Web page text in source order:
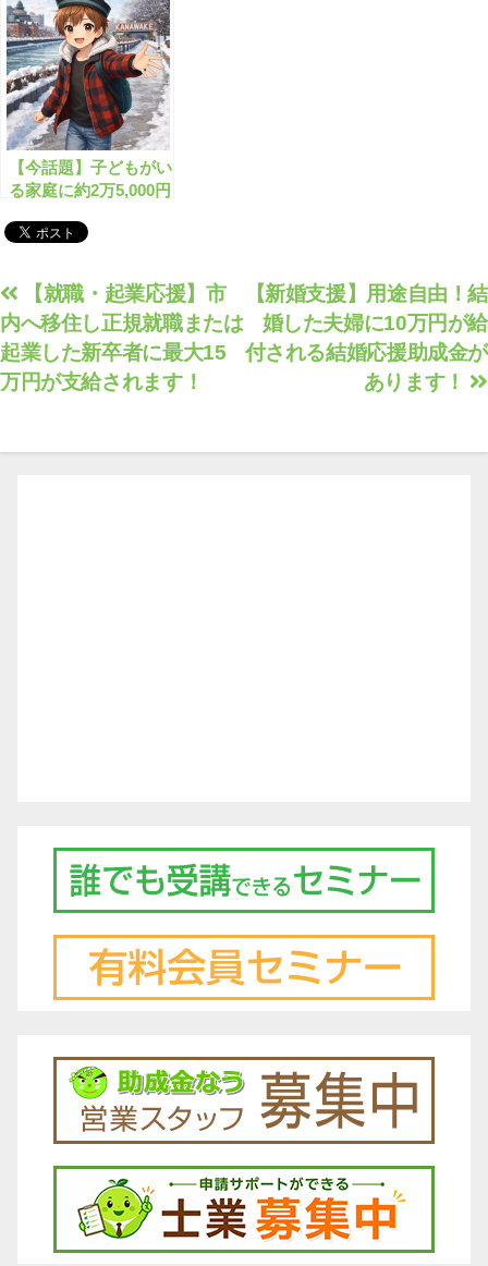
【今話題】子どもがい
る家庭に約2万5,000円
投
稿
ナ
ビ
【新婚支援】用途自由！結
婚した夫婦に10万円が給
付される結婚応援助成金が
あります！
【就職・起業応援】市
内へ移住し正規就職または
起業した新卒者に最大15
万円が支給されます！